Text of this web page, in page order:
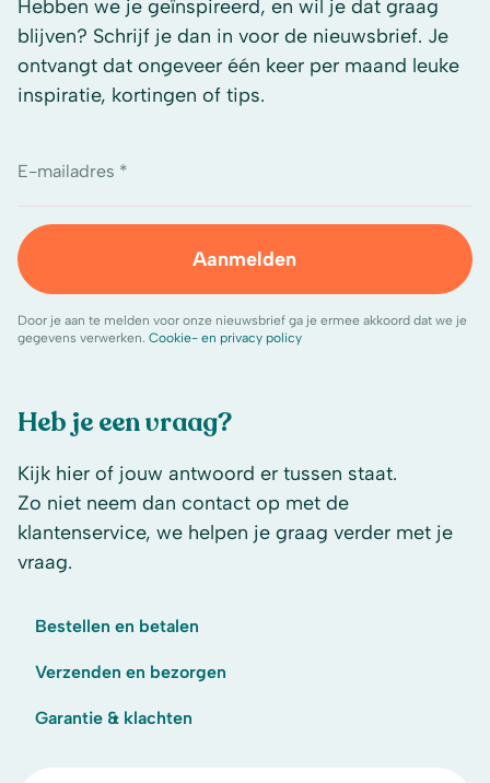
Heb je een vraag?
Kijk hier of jouw antwoord er tussen staat.
Zo niet neem dan contact op met de
klantenservice, we helpen je graag verder met je
vraag.
Bestellen en betalen
Verzenden en bezorgen
Garantie & klachten
Hebben we je geïnspireerd, en wil je dat graag
blijven? Schrijf je dan in voor de nieuwsbrief. Je
ontvangt dat ongeveer één keer per maand leuke
inspiratie, kortingen of tips.
E-mailadres *
Aanmelden
Door je aan te melden voor onze nieuwsbrief ga je ermee akkoord dat we je
gegevens verwerken. Cookie- en privacy policy